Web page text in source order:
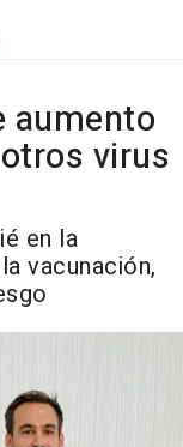
aumento
virus
en la
vacunación,